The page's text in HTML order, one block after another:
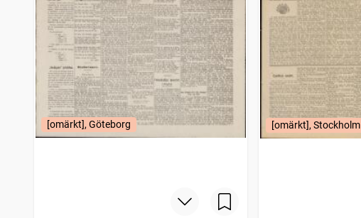
[omärkt], Göteborg [omärkt], Stockholm